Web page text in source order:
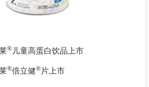
® 儿童高蛋白饮品上市
®倍立健® 片上市